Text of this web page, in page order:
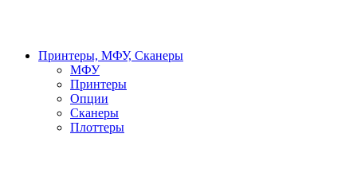
Принтеры, МФУ, Сканеры
МФУ
Принтеры
Опции
Сканеры
Плоттеры